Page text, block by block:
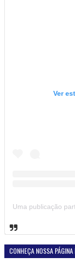
Ver
CONHEÇA NOSSA